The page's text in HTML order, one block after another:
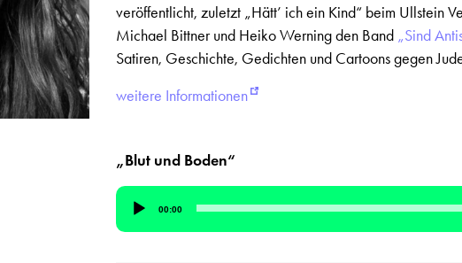
veröffentlicht, zuletzt „Hätt’ ich ein Kind“ beim Ullstein
Michael Bittner und Heiko Werning den Band „Sind
Satiren, Geschichte, Gedichten und Cartoons gegen
weitere Informationen
„Blut und Boden“
Audio-
Player
00:00